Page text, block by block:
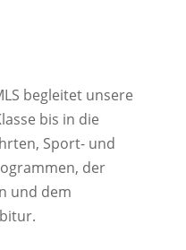
begleitet unsere
bis in die
Sport- und
der
und dem